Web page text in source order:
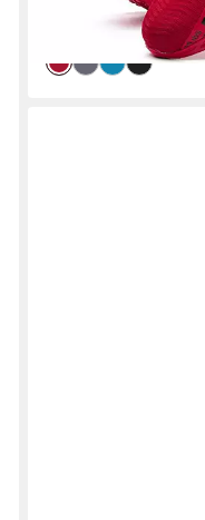
lieferbar - in 8-10